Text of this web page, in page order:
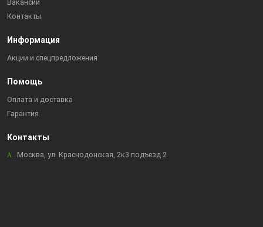
Вакансии
Контакты
Информация
Акции и спецпредложения
Помощь
Оплата и доставка
Гарантия
Контакты
Москва, ул. Краснодонская, 2к3 подъезд 2